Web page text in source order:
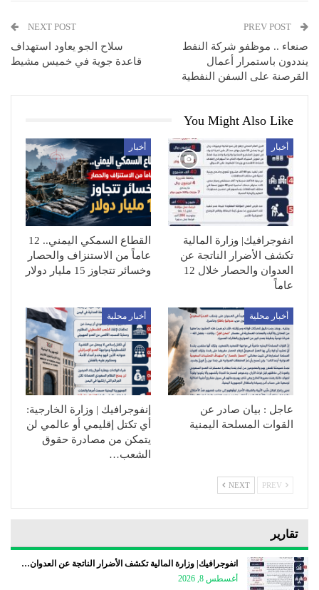
صنعاء .. موظفو شركة النفط
ينددون باستمرار أعمال
القرصنة على السفن النفطية
NEXT POST
سلاح الجو يعاود استهداف
قاعدة جوية في خميس مشيط
You Might Also Like
أخبار
انفوجرافيك| وزارة المالية
تكشف الأضرار الناتجة عن
العدوان والحصار خلال 12
عاماً
أخبار
القطاع السمكي اليمني.. 12
عاماً من الاستنزاف والحصار
وخسائر تتجاوز 15 مليار دولار
أخبار محلية
عاجل : بيان صادر عن
القوات المسلحة اليمنية
أخبار محلية
إنفوجرافيك | وزارة الخارجية:
أي تكتل إقليمي أو عالمي لن
يتمكن من مصادرة حقوق
الشعب…
NEXT
تقارير
انفوجرافيك| وزارة المالية تكشف الأضرار الناتجة عن العدوان…
أغسطس 8, 2026